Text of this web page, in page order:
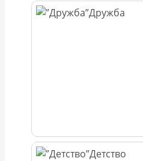
Дружба
Детство